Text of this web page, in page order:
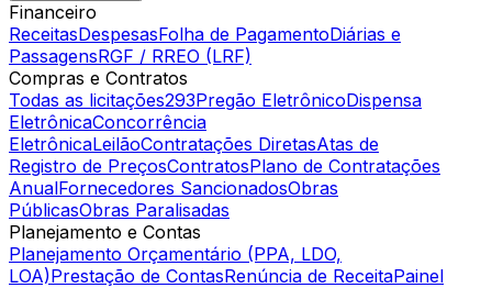
Financeiro
ReceitasDespesasFolha de PagamentoDiárias e
PassagensRGF / RREO (LRF)
Compras e Contratos
Todas as licitações293Pregão EletrônicoDispensa
EletrônicaConcorrência
EletrônicaLeilãoContratações DiretasAtas de
Registro de PreçosContratosPlano de Contratações
AnualFornecedores SancionadosObras
PúblicasObras Paralisadas
Planejamento e Contas
Planejamento Orçamentário (PPA, LDO,
LOA)Prestação de ContasRenúncia de ReceitaPainel